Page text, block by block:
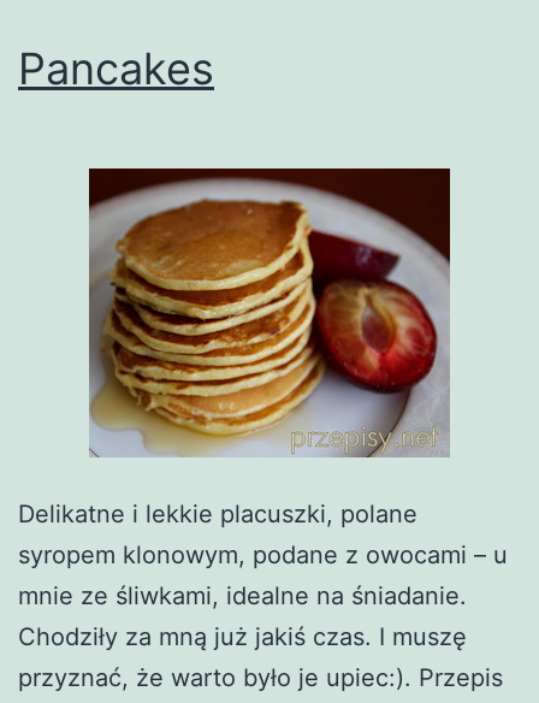
Pancakes
Delikatne i lekkie placuszki, polane
syropem klonowym, podane z owocami – u
mnie ze śliwkami, idealne na śniadanie.
Chodziły za mną już jakiś czas. I muszę
przyznać, że warto było je upiec:). Przepis